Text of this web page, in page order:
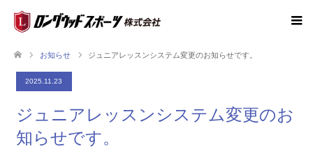
お知らせ ジュニアレッスンシステム変更のお知らせです。
2025.11.23
ジュニアレッスンシステム変更のお
知らせです。